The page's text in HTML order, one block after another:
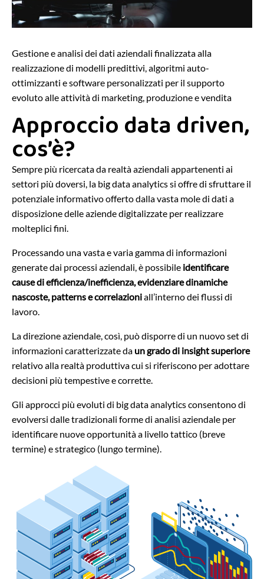
Gestione e analisi dei dati aziendali finalizzata alla
realizzazione di modelli predittivi, algoritmi auto-
ottimizzanti e software personalizzati per il supporto
evoluto alle attività di marketing, produzione e vendita
Approccio data driven,
cos’è?
Sempre più ricercata da realtà aziendali appartenenti ai
settori più doversi, la big data analytics si offre di sfruttare il
potenziale informativo offerto dalla vasta mole di dati a
disposizione delle aziende digitalizzate per realizzare
molteplici fini.
Processando una vasta e varia gamma di informazioni
generate dai processi aziendali, è possibile identificare
cause di efficienza/inefficienza, evidenziare dinamiche
nascoste, patterns e correlazioniall’interno dei flussi di
lavoro.
La direzione aziendale, così, può disporre di un nuovo set di
informazioni caratterizzate da un grado di insight superiore
relativo alla realtà produttiva cui si riferiscono per adottare
decisioni più tempestive e corrette.
Gli approcci più evoluti di big data analytics consentono di
evolversi dalle tradizionali forme di analisi aziendale per
identificare nuove opportunità a livello tattico (breve
termine) e strategico (lungo termine).